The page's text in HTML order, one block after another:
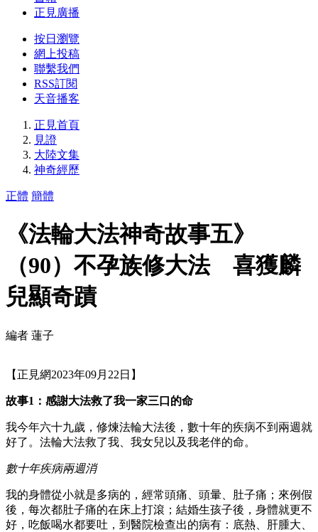
正見廣播
按日瀏覽
網上投稿
聯繫我們
RSS訂閱
天音播客
正見首頁
見證
大陸文集
神奇經歷
正體 簡體
《法輪大法神奇故事五》
（90）不孕族修大法 喜獲麟
兒顯奇蹟
編者 蓮子
【正見網2023年09月22日】
故事1：感謝大法救了我一家三口的命
我今年六十九歲，修煉法輪大法後，數十年的疾病不到兩週就
好了。法輪大法救了我、我女兒以及我老伴的命。
數十年疾病兩週消
我的身體從小就是多病的，經常頭痛、頭暈、肚子痛；來例假
後，每次都肚子痛的在床上打滾；結婚生孩子後，身體就更不
好，吃飯喝水都要吐，到醫院檢查出的病有：底熱、肝腫大、